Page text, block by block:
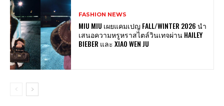
FASHION NEWS
MIU MIU เผยแคมเปญ FALL/WINTER 2026 นำ
เสนอความหรูหราสไตล์วินเทจผ่าน HAILEY
BIEBER และ XIAO WEN JU